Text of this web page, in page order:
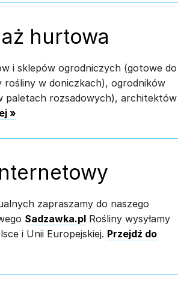
hurtowa
i sklepów ogrodniczych (gotowe do
rośliny w doniczkach), ogrodników
paletach rozsadowych), architektów
»
zapraszamy do naszego
Sadzawka.pl Rośliny wysyłamy
i Unii Europejskiej. Przejdź do